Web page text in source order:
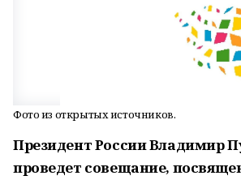
Фото из открытых источников.
Президент России Владимир
проведет совещание,